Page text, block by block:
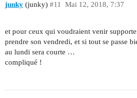
junky (junky) Mai 12, 2018, 7:37
#11
et pour ceux qui voudraient venir
prendre son vendredi, et si tout se passe
au lundi sera courte …
compliqué !